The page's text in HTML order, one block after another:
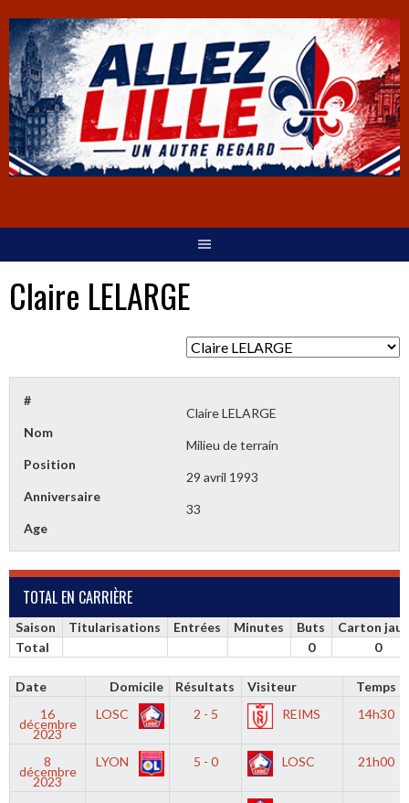
Claire LELARGE
#
Nom
Claire LELARGE
Position
Milieu de terrain
Anniversaire
29 avril 1993
Age
33
TOTAL EN CARRIÈRE
Saison Titularisations Entrées Minutes Buts
Carton
Total
0 0
Date Domicile Résultats Visiteur
Temps
16
décembre
2023
LOSC 2 - 5 REIMS 14h30
8
décembre
2023
LYON 5 - 0 LOSC 21h00